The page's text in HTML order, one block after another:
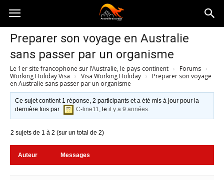
Australia-
australie.com
Preparer son voyage en Australie
sans passer par un organisme
Le 1er site francophone sur l’Australie, le pays-continent › Forums ›
Working Holiday Visa › Visa Working Holiday ›
Preparer son voyage
en Australie sans passer par un organisme
Ce sujet contient 1 réponse, 2 participants et a été mis à jour pour la
dernière fois par
C-line11, leil y a 9 années.
2 sujets de 1 à 2 (sur un total de 2)
Auteur Messages